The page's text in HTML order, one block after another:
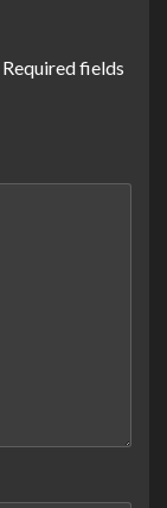
Required fields